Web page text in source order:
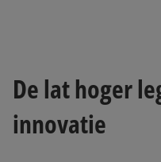
De lat hoger
innovatie